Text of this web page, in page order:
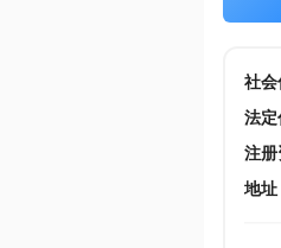
社会
法定
注册
地址